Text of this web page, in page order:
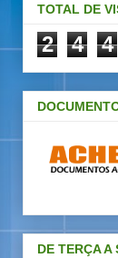
TOTAL DE
2 4 4
DE TERÇA A